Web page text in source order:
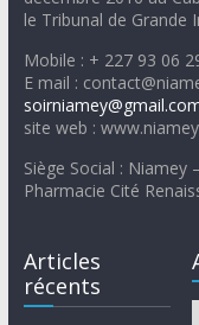
le Tribunal de Grande
Mobile : + 227 93 06
E mail :
site web :
Siège Social : Niamey
Pharmacie Cité
Articles
récents